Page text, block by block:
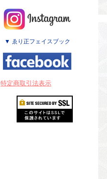
▼ ゑり正フェイスブック
特定商取引法表示